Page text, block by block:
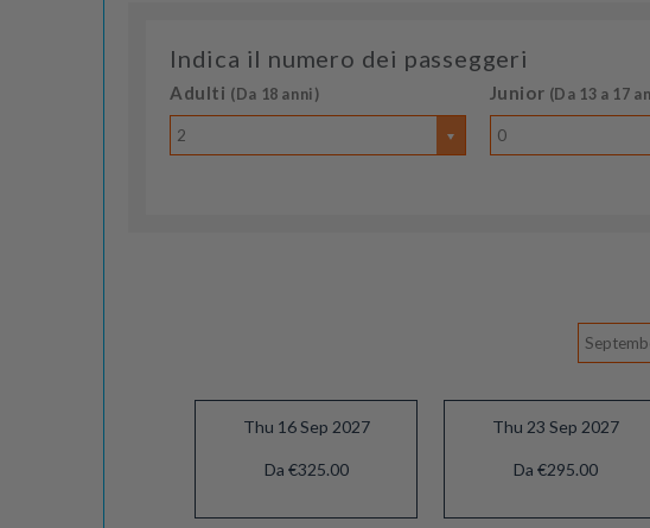
Indica il numero dei passeggeri
Adulti (Da 18 anni)
2
Junior (Da 13 a 17
0
Thu 16 Sep 2027
Da €325.00
Thu 23 Sep 2027
Da €295.00